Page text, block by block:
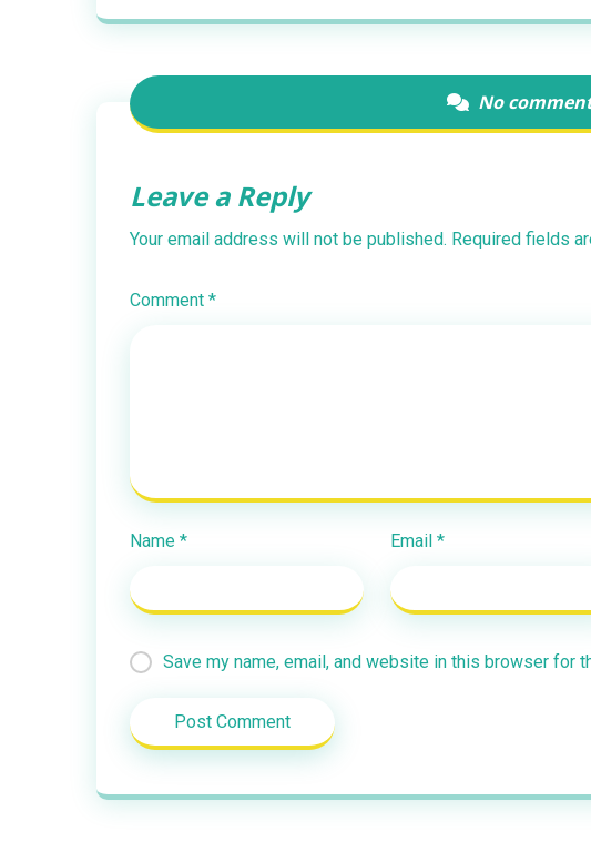
No
Leave a Reply
Your email address will not be published. Required fields
Comment *
Name * Email *
Save my name, email, and website in this browser for
Post Comment